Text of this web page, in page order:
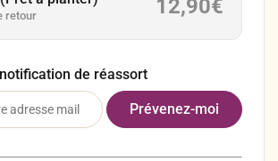
à des fins médicinales et culinaires,
thaïlandaise.
retour 12,90€
de réassort